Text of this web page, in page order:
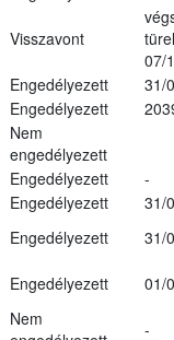
Visszavont
07/
Engedélyezett
31/
Engedélyezett
Nem
engedélyezett
Engedélyezett
-
Engedélyezett
31/
Engedélyezett
31/
Engedélyezett 01/
Nem
-